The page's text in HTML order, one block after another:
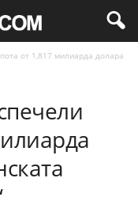
от 1,817 милиарда долара